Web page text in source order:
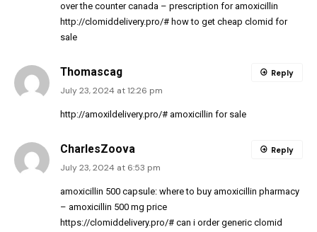
over the counter canada – prescription for amoxicillin
http://clomiddelivery.pro/# how to get cheap clomid for
sale
Thomascag
July 23, 2024 at 12:26 pm
http://amoxildelivery.pro/# amoxicillin for sale
Reply
CharlesZoova
July 23, 2024 at 6:53 pm
amoxicillin 500 capsule: where to buy amoxicillin pharmacy
– amoxicillin 500 mg price
https://clomiddelivery.pro/# can i order generic clomid
Reply